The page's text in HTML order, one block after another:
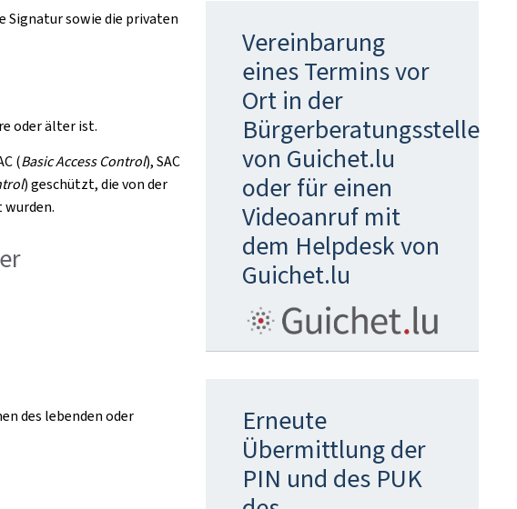
Signatur sowie die privaten
oder älter ist.
(Basic Access Control), SAC
) geschützt, die von der
des lebenden oder
Vereinbarung
eines Termins vor
Ort in der
Bürgerberatungsstelle
von Guichet.lu
oder für einen
Videoanruf mit
dem Helpdesk von
Guichet.lu
Erneute
Übermittlung der
PIN und des PUK